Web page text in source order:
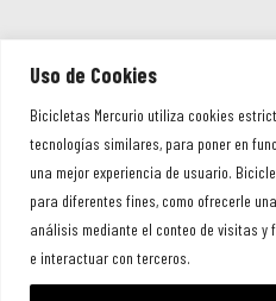
Uso de Cookies
Bicicletas Mercurio utiliza cookies
tecnologías similares, para poner en
una mejor experiencia de usuario.
para diferentes fines, como ofrecerle
análisis mediante el conteo de visitas
e interactuar con terceros.
©